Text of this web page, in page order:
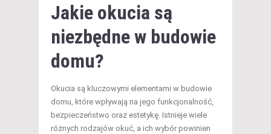
Jakie okucia są
niezbędne w budowie
domu?
Okucia są kluczowymi elementami w budowie
domu, które wpływają na jego funkcjonalność,
bezpieczeństwo oraz estetykę. Istnieje wiele
różnych rodzajów okuć, a ich wybór powinien